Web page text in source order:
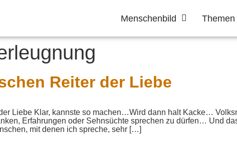
Menschenbild Themen
Reiter der Liebe
Liebe Klar, kannste so machen…Wird dann halt Kacke…
Erfahrungen oder Sehnsüchte sprechen zu dürfen… Und
mit denen ich spreche, sehr […]